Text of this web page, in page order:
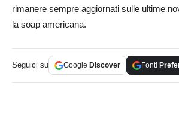
rimanere sempre aggiornati sulle ultime
la soap americana.
Seguici su Google Discover Fonti